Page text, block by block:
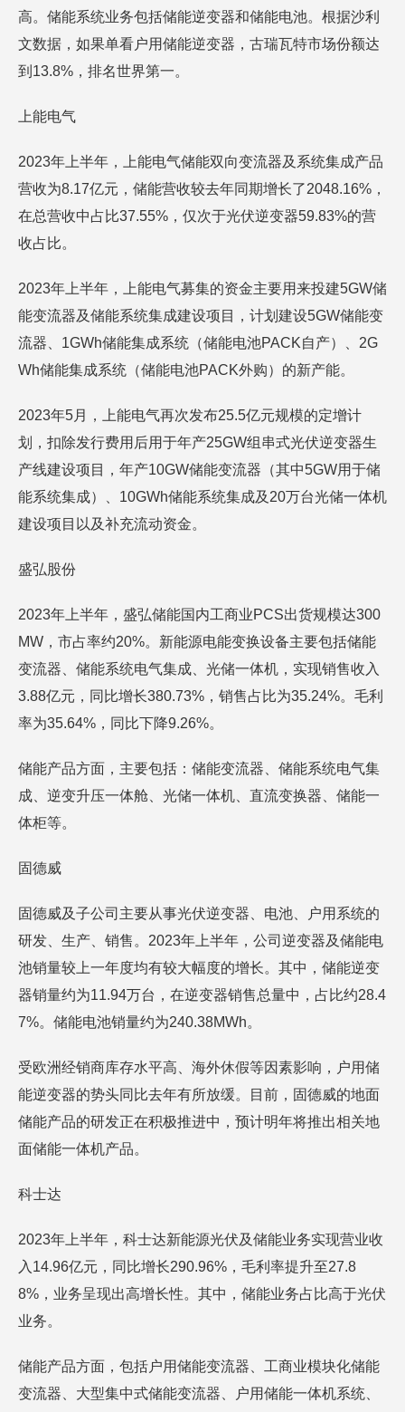
高。储能系统业务包括储能逆变器和储能电池。根据沙利
文数据，如果单看户用储能逆变器，古瑞瓦特市场份额达
到13.8%，排名世界第一。
上能电气
2023年上半年，上能电气储能双向变流器及系统集成产品
营收为8.17亿元，储能营收较去年同期增长了2048.16%，
在总营收中占比37.55%，仅次于光伏逆变器59.83%的营
收占比。
2023年上半年，上能电气募集的资金主要用来投建5GW储
能变流器及储能系统集成建设项目，计划建设5GW储能变
流器、1GWh储能集成系统（储能电池PACK自产）、2G
Wh储能集成系统（储能电池PACK外购）的新产能。
2023年5月，上能电气再次发布25.5亿元规模的定增计
划，扣除发行费用后用于年产25GW组串式光伏逆变器生
产线建设项目，年产10GW储能变流器（其中5GW用于储
能系统集成）、10GWh储能系统集成及20万台光储一体机
建设项目以及补充流动资金。
盛弘股份
2023年上半年，盛弘储能国内工商业PCS出货规模达300
MW，市占率约20%。新能源电能变换设备主要包括储能
变流器、储能系统电气集成、光储一体机，实现销售收入
3.88亿元，同比增长380.73%，销售占比为35.24%。毛利
率为35.64%，同比下降9.26%。
储能产品方面，主要包括：储能变流器、储能系统电气集
成、逆变升压一体舱、光储一体机、直流变换器、储能一
体柜等。
固德威
固德威及子公司主要从事光伏逆变器、电池、户用系统的
研发、生产、销售。2023年上半年，公司逆变器及储能电
池销量较上一年度均有较大幅度的增长。其中，储能逆变
器销量约为11.94万台，在逆变器销售总量中，占比约28.4
7%。储能电池销量约为240.38MWh。
受欧洲经销商库存水平高、海外休假等因素影响，户用储
能逆变器的势头同比去年有所放缓。目前，固德威的地面
储能产品的研发正在积极推进中，预计明年将推出相关地
面储能一体机产品。
科士达
2023年上半年，科士达新能源光伏及储能业务实现营业收
入14.96亿元，同比增长290.96%，毛利率提升至27.8
8%，业务呈现出高增长性。其中，储能业务占比高于光伏
业务。
储能产品方面，包括户用储能变流器、工商业模块化储能
变流器、大型集中式储能变流器、户用储能一体机系统、